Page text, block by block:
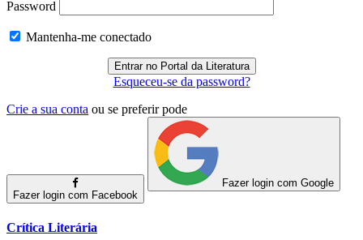
Password
Mantenha-me conectado
Esqueceu-se da password?
Crie a sua conta ou se preferir pode
Fazer login com Facebook
Fazer login com Google
Crítica Literária